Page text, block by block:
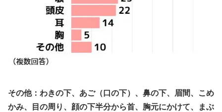
その他：わきの下、あご（口の下）、鼻の下、眉間、こめ
かみ、目の周り、顔の下半分から首、胸元にかけて、まぶ